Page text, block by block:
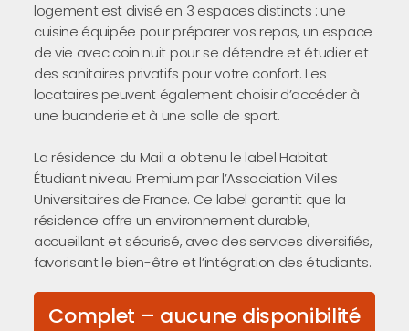
logement est divisé en 3 espaces distincts : une
cuisine équipée pour préparer vos repas, un espace
de vie avec coin nuit pour se détendre et étudier et
des sanitaires privatifs pour votre confort. Les
locataires peuvent également choisir d’accéder à
une buanderie et à une salle de sport.
La résidence du Mail a obtenu le label Habitat
Étudiant niveau Premium par l’Association Villes
Universitaires de France. Ce label garantit que la
résidence offre un environnement durable,
accueillant et sécurisé, avec des services diversifiés,
favorisant le bien-être et l’intégration des étudiants.
Complet – aucune disponibilité